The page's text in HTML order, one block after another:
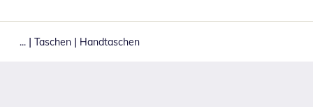
... | Taschen | Handtaschen